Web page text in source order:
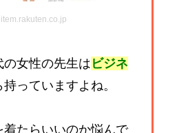
item.rakuten.co.jp
女性の先生は ビジネ
持っていますよね。
着たらいいのか悩んで